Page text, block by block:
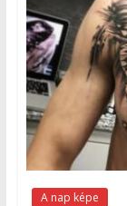
A nap képe